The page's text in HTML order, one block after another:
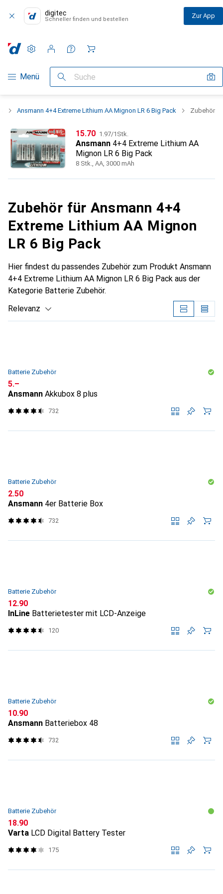
digitec
Schneller finden und bestellen Zur App
Navigation nach Kategorien
Menü Suche
Einstellungen
Kundenkonto
Vergleichslisten
Merklisten
Warenkorb
Ansmann 4+4 Extreme Lithium AA Mignon LR 6 Big Pack Zubehör
CHF
15.70 CHF
1.97/1Stk.
Ansmann 4+4 Extreme Lithium AA
Mignon LR 6 Big Pack
8 Stk., AA, 3000 mAh
Zubehör für Ansmann 4+4
Extreme Lithium AA Mignon
LR 6 Big Pack
Hier findest du passendes Zubehör zum Produkt Ansmann
4+4 Extreme Lithium AA Mignon LR 6 Big Pack aus der
Kategorie Batterie Zubehör.
Relevanz
Batterie Zubehör
CHF
5.–
Ansmann Akkubox 8 plus
732
Batterie Zubehör
CHF
2.50
Ansmann 4er Batterie Box
732
Batterie Zubehör
CHF
12.90
InLine Batterietester mit LCD-Anzeige
120
Batterie Zubehör
CHF
10.90
Ansmann Batteriebox 48
732
Batterie Zubehör
CHF
18.90
Varta LCD Digital Battery Tester
175